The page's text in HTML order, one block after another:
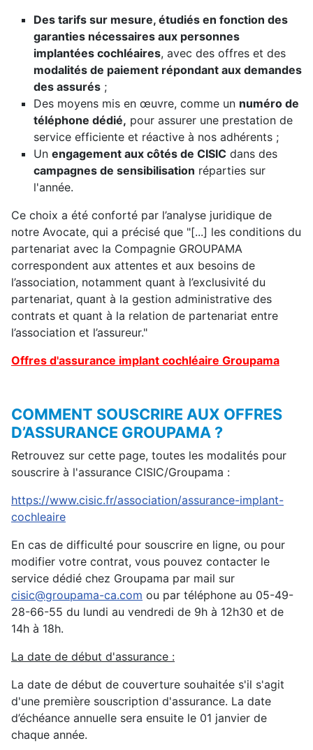
Des tarifs sur mesure, étudiés en fonction des
garanties nécessaires aux personnes
implantées cochléaires, avec des offres et des
modalités de paiement répondant aux demandes
des assurés ;
Des moyens mis en œuvre, comme un numéro de
téléphone dédié, pour assurer une prestation de
service efficiente et réactive à nos adhérents ;
Un engagement aux côtés de CISIC dans des
campagnes de sensibilisation réparties sur
l'année.
Ce choix a été conforté par l’analyse juridique de
notre Avocate, qui a précisé que "[...] les conditions du
partenariat avec la Compagnie GROUPAMA
correspondent aux attentes et aux besoins de
l’association, notamment quant à l’exclusivité du
partenariat, quant à la gestion administrative des
contrats et quant à la relation de partenariat entre
l’association et l’assureur."
Offres d'assurance implant cochléaire Groupama
COMMENT SOUSCRIRE AUX OFFRES
D’ASSURANCE GROUPAMA ?
Retrouvez sur cette page, toutes les modalités pour
souscrire à l'assurance CISIC/Groupama :
https://www.cisic.fr/association/assurance-implant-
cochleaire
En cas de difficulté pour souscrire en ligne, ou pour
modifier votre contrat, vous pouvez contacter le
service dédié chez Groupama par mail sur
cisic@groupama-ca.com ou par téléphone au 05-49-
28-66-55 du lundi au vendredi de 9h à 12h30 et de
14h à 18h.
La date de début d'assurance :
La date de début de couverture souhaitée s'il s'agit
d'une première souscription d'assurance. La date
d’échéance annuelle sera ensuite le 01 janvier de
chaque année.